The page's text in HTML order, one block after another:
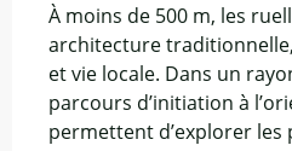
À moins de 500 m, les
architecture
et vie locale. Dans un
parcours d’initiation à
permettent d’explorer les